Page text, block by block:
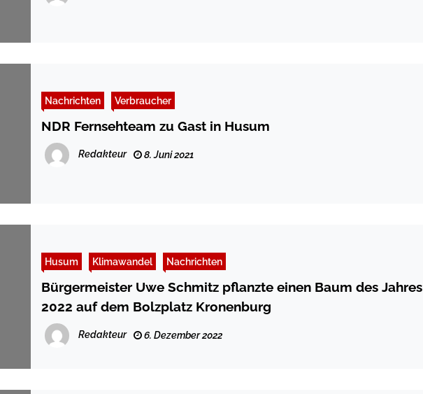
Nachrichten Verbraucher
NDR Fernsehteam zu Gast in Husum
Redakteur 8. Juni 2021
Husum Klimawandel Nachrichten
Bürgermeister Uwe Schmitz pflanzte einen Baum des Jahres
2022 auf dem Bolzplatz Kronenburg
Redakteur 6. Dezember 2022